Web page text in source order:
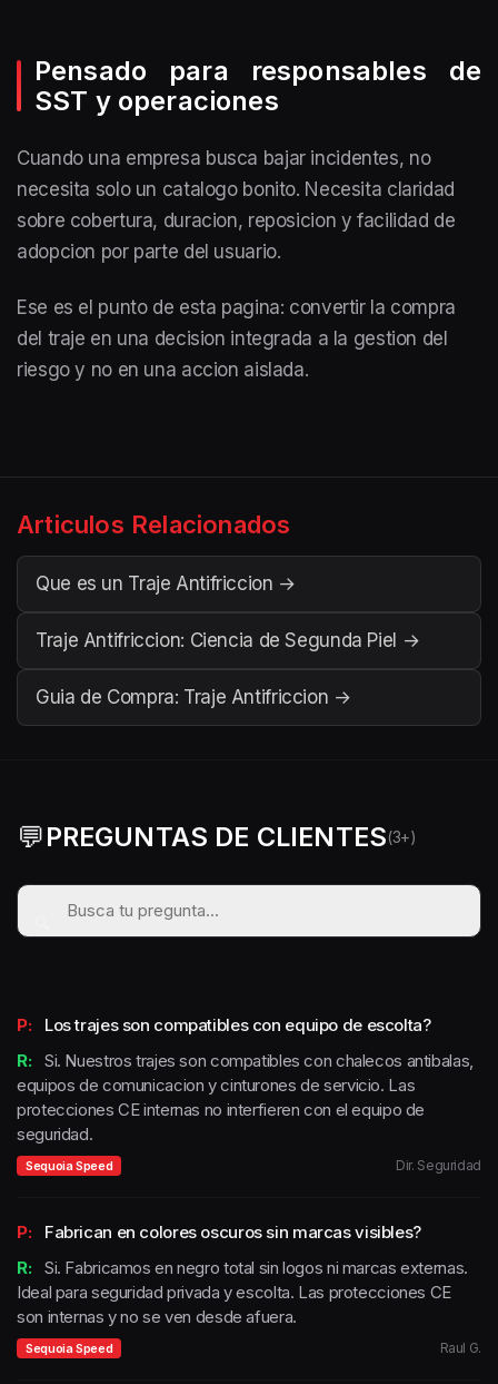
Pensado para responsables de
SST y operaciones
Cuando una empresa busca bajar incidentes, no
necesita solo un catalogo bonito. Necesita claridad
sobre cobertura, duracion, reposicion y facilidad de
adopcion por parte del usuario.
Ese es el punto de esta pagina: convertir la compra
del traje en una decision integrada a la gestion del
riesgo y no en una accion aislada.
Articulos Relacionados
Que es un Traje Antifriccion →
Traje Antifriccion: Ciencia de Segunda Piel →
Guia de Compra: Traje Antifriccion →
💬PREGUNTAS DE CLIENTES(3+)
P:
Los trajes son compatibles con equipo de escolta?
R:
Si. Nuestros trajes son compatibles con chalecos antibalas,
equipos de comunicacion y cinturones de servicio. Las
protecciones CE internas no interfieren con el equipo de
seguridad.
Sequoia Speed Dir. Seguridad
P:
Fabrican en colores oscuros sin marcas visibles?
R:
Si. Fabricamos en negro total sin logos ni marcas externas.
Ideal para seguridad privada y escolta. Las protecciones CE
son internas y no se ven desde afuera.
Sequoia Speed Raul G.